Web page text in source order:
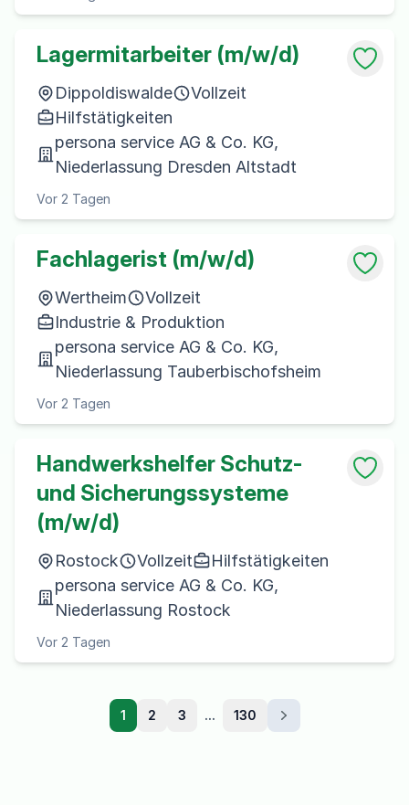
Lagermitarbeiter (m/w/d)
Dippoldiswalde
Vollzeit
Hilfstätigkeiten
persona service AG & Co. KG,
Niederlassung Dresden Altstadt
Vor 2 Tagen
Fachlagerist (m/w/d)
Wertheim
Vollzeit
Industrie & Produktion
persona service AG & Co. KG,
Niederlassung Tauberbischofsheim
Vor 2 Tagen
Handwerkshelfer Schutz-
und Sicherungssysteme
(m/w/d)
Rostock Vollzeit
Hilfstätigkeiten
persona service AG & Co. KG,
Niederlassung Rostock
Vor 2 Tagen
1 2 3 ... 130
Weiter